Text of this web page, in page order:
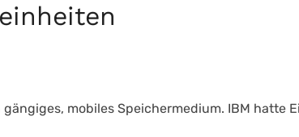
mobiles Speichermedium. IBM hatte